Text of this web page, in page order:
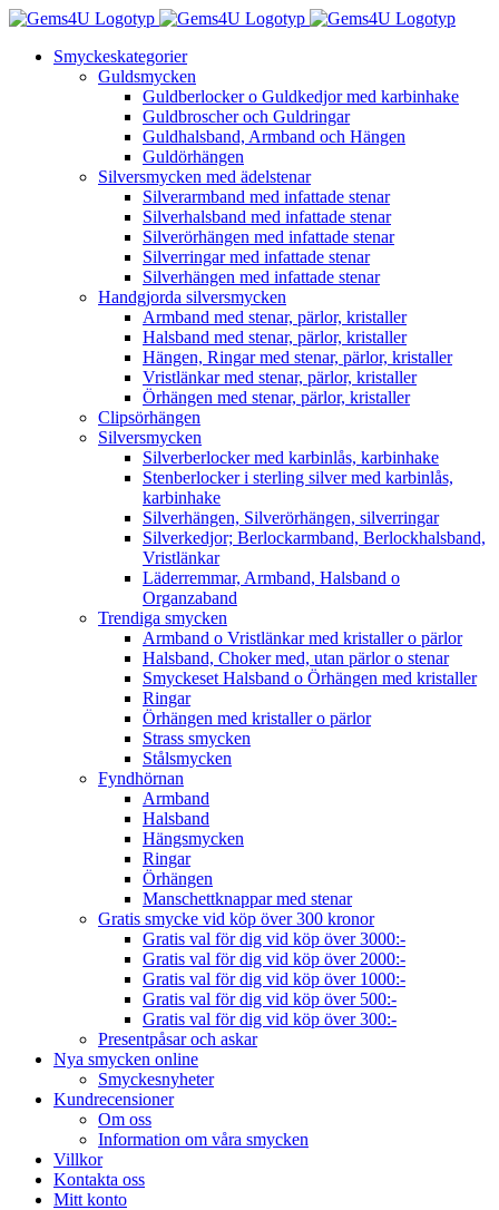
Fortsätt
innehålletSmyckeskategorier
Guldsmycken
Guldberlocker o Guldkedjor med karbinhake
Guldbroscher och Guldringar
Guldhalsband, Armband och Hängen
Guldörhängen
Silversmycken med ädelstenar
Silverarmband med infattade stenar
Silverhalsband med infattade stenar
Silverörhängen med infattade stenar
Silverringar med infattade stenar
Silverhängen med infattade stenar
Handgjorda silversmycken
Armband med stenar, pärlor, kristaller
Halsband med stenar, pärlor, kristaller
Hängen, Ringar med stenar, pärlor, kristaller
Vristlänkar med stenar, pärlor, kristaller
Örhängen med stenar, pärlor, kristaller
Clipsörhängen
Silversmycken
Silverberlocker med karbinlås, karbinhake
Stenberlocker i sterling silver med karbinlås,
karbinhake
Silverhängen, Silverörhängen, silverringar
Silverkedjor; Berlockarmband, Berlockhalsband,
Vristlänkar
Läderremmar, Armband, Halsband o
Organzaband
Trendiga smycken
Armband o Vristlänkar med kristaller o pärlor
Halsband, Choker med, utan pärlor o stenar
Smyckeset Halsband o Örhängen med kristaller
Ringar
Örhängen med kristaller o pärlor
Strass smycken
Stålsmycken
Fyndhörnan
Armband
Halsband
Hängsmycken
Ringar
Örhängen
Manschettknappar med stenar
Gratis smycke vid köp över 300 kronor
Gratis val för dig vid köp över 3000:-
Gratis val för dig vid köp över 2000:-
Gratis val för dig vid köp över 1000:-
Gratis val för dig vid köp över 500:-
Gratis val för dig vid köp över 300:-
Presentpåsar och askar
Nya smycken online
Smyckesnyheter
Kundrecensioner
Om oss
Information om våra smycken
Villkor
Kontakta oss
Mitt konto